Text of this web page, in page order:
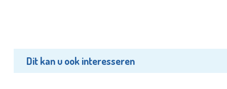
Dit kan u ook interesseren